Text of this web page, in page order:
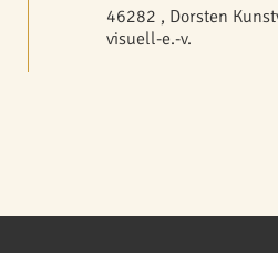
46282 , Dorsten
visuell-e.-v.